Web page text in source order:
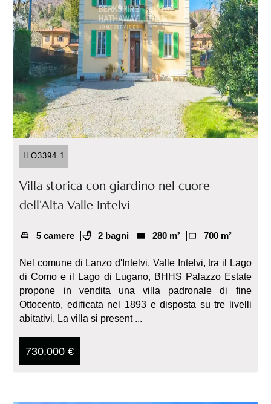
ILO3394.1
Villa storica con giardino nel cuore
dell’Alta Valle Intelvi
5 camere 2 bagni 280 m² 700 m²
Nel comune di Lanzo d'Intelvi, Valle Intelvi, tra il Lago
di Como e il Lago di Lugano, BHHS Palazzo Estate
propone in vendita una villa padronale di fine
Ottocento, edificata nel 1893 e disposta su tre livelli
abitativi. La villa si present ...
730.000 €